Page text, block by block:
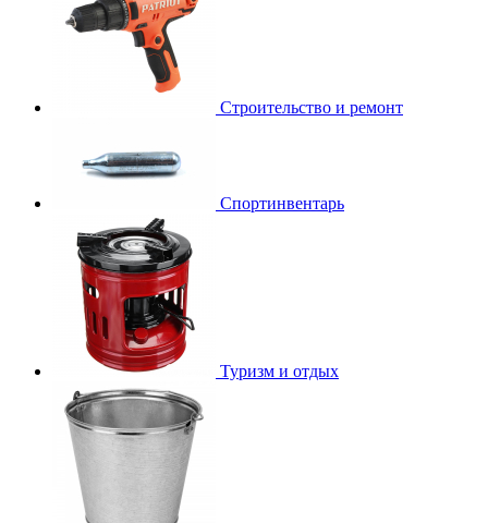
Строительство и ремонт
Спортинвентарь
Туризм и отдых